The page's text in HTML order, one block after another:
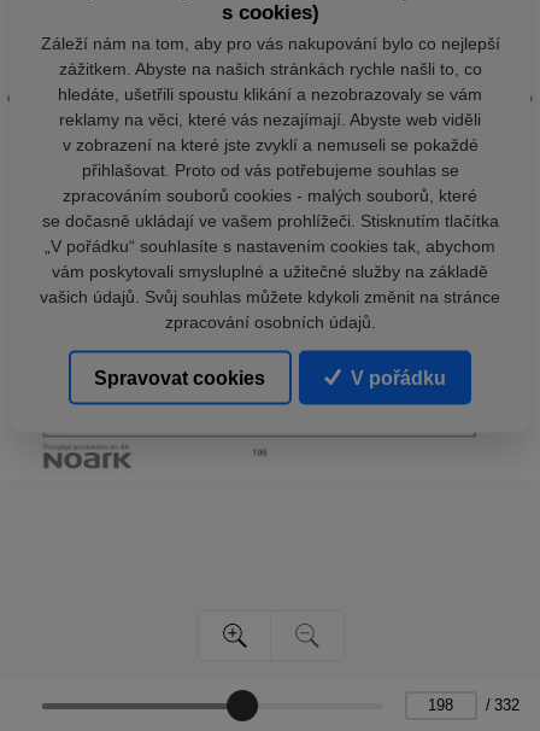
/ 332
s cookies)
Záleží nám na tom, aby pro vás nakupování bylo co nejlepší
zážitkem. Abyste na našich stránkách rychle našli to, co
hledáte, ušetřili spoustu klikání a nezobrazovaly se vám
reklamy na věci, které vás nezajímají. Abyste web viděli
v zobrazení na které jste zvyklí a nemuseli se pokaždé
přihlašovat. Proto od vás potřebujeme souhlas se
zpracováním souborů cookies - malých souborů, které
se dočasně ukládají ve vašem prohlížeči. Stisknutím tlačítka
„V pořádku“ souhlasíte s nastavením cookies tak, abychom
vám poskytovali smysluplné a užitečné služby na základě
vašich údajů. Svůj souhlas můžete kdykoli změnit na stránce
zpracování osobních údajů.
Spravovat cookies V pořádku